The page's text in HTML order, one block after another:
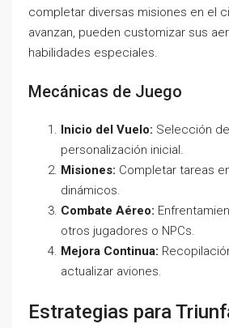
completar diversas misiones en el
avanzan, pueden customizar sus
habilidades especiales.
Mecánicas de Juego
Inicio del Vuelo: Selección
personalización inicial.
Misiones: Completar tareas
dinámicos.
Combate Aéreo:
otros jugadores o NPCs.
Mejora Continua:
actualizar aviones.
Estrategias para